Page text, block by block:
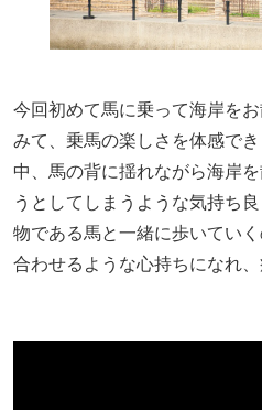
今回初めて馬に乗って海岸を
みて、乗馬の楽しさを体感で
中、馬の背に揺れながら海岸
うとしてしまうような気持ち
物である馬と一緒に歩いてい
合わせるような心持ちになれ